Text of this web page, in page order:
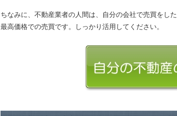
ちなみに、不動産業者の人間は、自分の会社で売買をし
最高価格での売買です。しっかり活用してください。